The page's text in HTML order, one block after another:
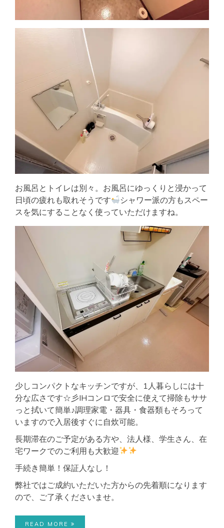
お風呂とトイレは別々。お風呂にゆっくりと浸かって
日頃の疲れも取れそうです
シャワー派の方もスペー
スを気にすることなく使っていただけますね。
少しコンパクトなキッチンですが、1人暮らしには十
分な広さです☆彡IHコンロで安全に使えて掃除もササ
っと拭いて簡単♪調理家電・器具・食器類もそろって
いますので入居後すぐに自炊可能。
長期滞在のご予定がある方や、法人様、学生さん、在
宅ワークでのご利用も大歓迎
手続き簡単！保証人なし！
弊社ではご成約いただいた方からの先着順になります
ので、ご了承くださいませ。
READ MORE